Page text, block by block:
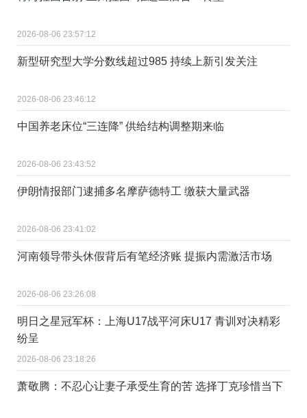
2026-08-06 23:57:12
新型研究型大学分数线超过985 持续上新引发关注
2026-08-06 23:46:12
中国养老床位“三连降” 供给结构调整期来临
2026-08-06 23:43:52
伊朗情报部门逮捕多名摩萨德特工 缴获大量武器
2026-08-06 23:41:02
河南领导带头休假背后有笔经济账 提振内需激活市场
2026-08-06 23:26:08
明日之星冠军杯：上海U17战平河床U17 青训对决精彩
纷呈
2026-08-06 23:18:26
萧敬腾：不忍心让妻子承受生育的苦 选择丁克珍惜当下